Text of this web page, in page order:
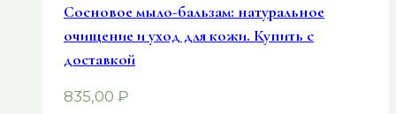
Сосновое мыло-бальзам: натуральное
очищение и уход для кожи. Купить с
доставкой
835,00 ₽